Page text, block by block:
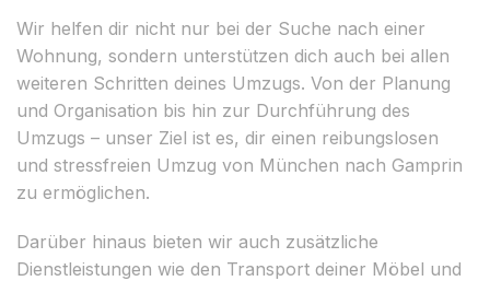
Wir helfen dir nicht nur bei der Suche nach einer
Wohnung, sondern unterstützen dich auch bei allen
weiteren Schritten deines Umzugs. Von der Planung
und Organisation bis hin zur Durchführung des
Umzugs – unser Ziel ist es, dir einen reibungslosen
und stressfreien Umzug von München nach Gamprin
zu ermöglichen.
Darüber hinaus bieten wir auch zusätzliche
Dienstleistungen wie den Transport deiner Möbel und